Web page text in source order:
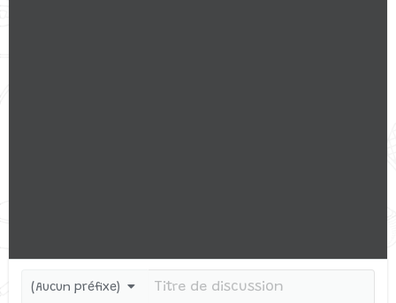
(Aucun préfixe)